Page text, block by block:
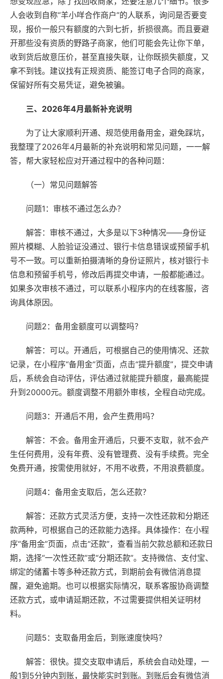
人会收到自称“羊小咩合作商户”的人联系，询问是否要变
现，报价一般只有额度的六到七折，折损很高。而且要避
开那些没有资质的野路子商家，他们可能会先让你下单，
收到货后故意压价，甚至直接失联，让你既损失额度，又
拿不到钱。建议找有正规资质、能签订电子合同的商家，
保留好所有交易凭证，避免被骗。
三、2026年4月最新补充说明
为了让大家顺利开通、规范使用备用金，避免踩坑，
我整理了2026年4月最新的补充说明和常见问题，一一解
答，帮大家轻松应对开通过程中的各种问题：
（一）常见问题解答
问题1：审核不通过怎么办？
解答：审核不通过，大多是以下3种情况——身份证
照片模糊、人脸验证没通过、银行卡信息错误或预留手机
号不一致。可以重新拍摄清晰的身份证照片，核对银行卡
信息和预留手机号，修改后再提交申请，一般都能通过。
如果多次审核不通过，可以联系小程序内的在线客服，咨
询具体原因。
问题2：备用金额度可以调整吗？
解答：可以。开通后，可根据自己的使用情况、还款
记录，在小程序“备用金”页面，点击“提升额度”，提交申请
后，系统会自动评估，评估通过就能提升额度，最高能提
升到20000元。额度调整不用额外审核，全程自动完成。
问题3：开通后不用，会产生费用吗？
解答：不会。备用金开通后，只要不支取，就不会产
生任何费用，没有年费、没有管理费、没有手续费。完全
免费开通，按需使用就好，不用不收费，不用浪费额度。
问题4：备用金支取后，怎么还款？
解答：还款方式灵活方便，支持一次性还款和分期还
款两种，可根据自己的还款能力选择。具体操作：在小程
序“备用金”页面，点击“还款”，查看当前欠款总额和还款日
期，选择“一次性还款”或“分期还款”。支持微信、支付宝、
绑定的储蓄卡等多种还款方式，到期前会有微信消息提
醒，避免逾期。也可以根据实际情况，联系客服协商调整
还款方式，或申请延期还款，不过需要提供相关证明材
料。
问题5：支取备用金后，到账速度快吗？
解答：很快。提交支取申请后，系统会自动处理，一
般1到5分钟内到账，最快能实时到账。到账后会有微信消